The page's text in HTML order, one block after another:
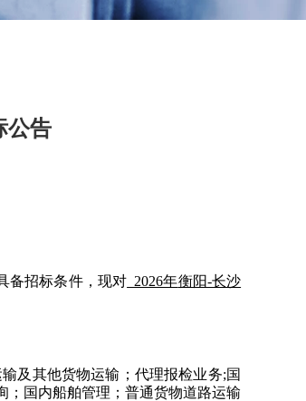
公告
备招标条件，现对 2026年衡阳-长沙
及其他货物运输；代理报检业务;国
；国内船舶管理；普通货物道路运输